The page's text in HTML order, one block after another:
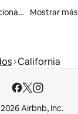
Casas enterradas vacacionales
Mostrar más
California
Airbnb, Inc.